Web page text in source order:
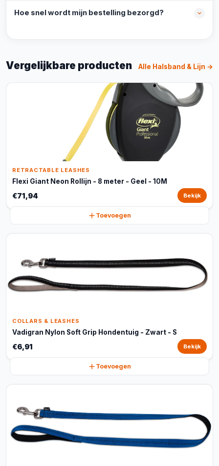
Hoe snel wordt mijn bestelling bezorgd?
Vergelijkbare producten Alle Halsband & Lijn →
RETRACTABLE LEASHES
Flexi Giant Neon Rollijn - 8 meter - Geel - 10M
€71,94 Bekijk
Toevoegen
COLLARS & LEASHES
Vadigran Nylon Soft Grip Hondentuig - Zwart - S
€6,91 Bekijk
Toevoegen